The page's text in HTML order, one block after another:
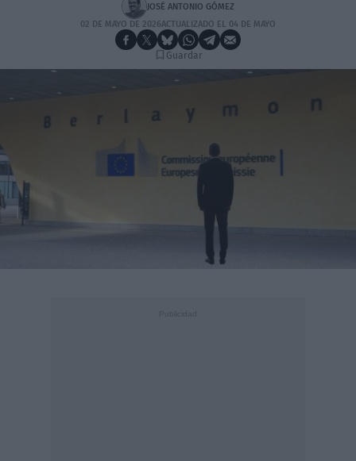
JOSÉ ANTONIO GÓMEZ
02 DE MAYO DE 2026ACTUALIZADO EL 04 DE MAYO
Guardar